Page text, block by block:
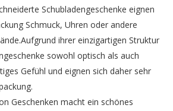
Schubladengeschenke eignen
Schmuck, Uhren oder andere
ihrer einzigartigen Struktur
sowohl optisch als auch
Gefühl und eignen sich daher sehr
Geschenken macht ein schönes